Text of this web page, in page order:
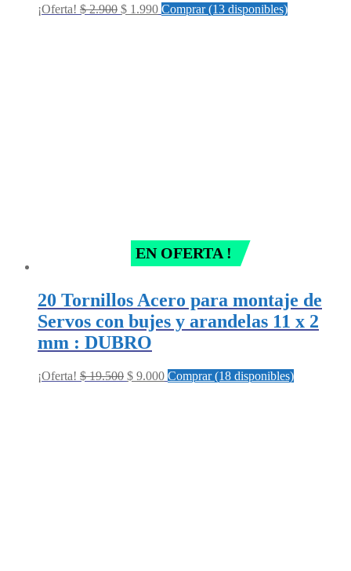
¡Oferta! $2.900 Original
$ 1.990Current
Comprar (13 disponibles)
EN OFERTA !
20 Tornillos Acero para montaje de
Servos con bujes y arandelas 11 x 2
mm : DUBRO
¡Oferta! $19.500 Original
$ 9.000Current
Comprar (18 disponibles)